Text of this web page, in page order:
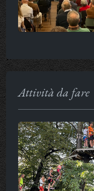
Attività da fare